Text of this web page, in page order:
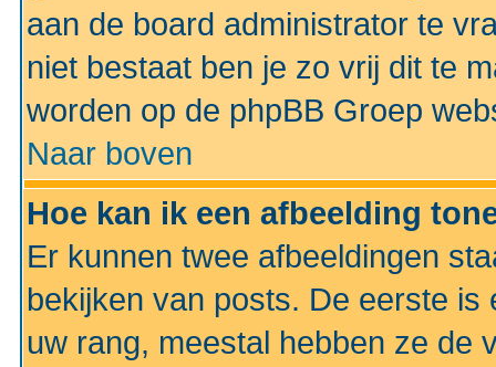
aan de board administrator te
niet bestaat ben je zo vrij dit te
worden op de phpBB Groep
Naar boven
Hoe kan ik een afbeelding
Er kunnen twee afbeeldingen
bekijken van posts. De eerste
uw rang, meestal hebben ze de